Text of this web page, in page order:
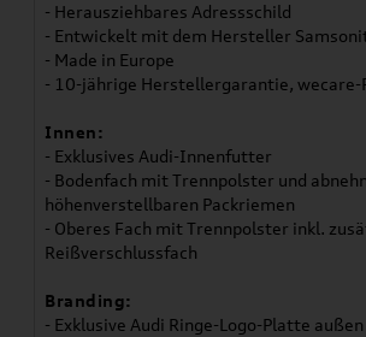
- Herausziehbares Adressschild
- Entwickelt mit dem Hersteller
- Made in Europe
- 10-jährige Herstellergarantie, wecare-
Innen:
- Exklusives Audi-Innenfutter
- Bodenfach mit Trennpolster und
höhenverstellbaren Packriemen
- Oberes Fach mit Trennpolster inkl.
Reißverschlussfach
Branding:
- Exklusive Audi Ringe-Logo-Platte außen